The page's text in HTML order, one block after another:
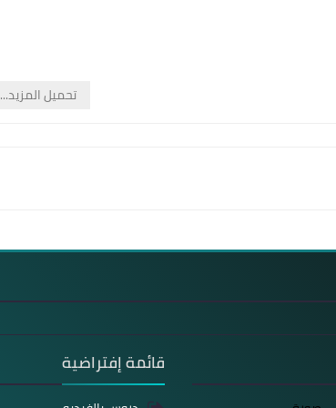
تحميل المزيد...
قائمة إفتراضية